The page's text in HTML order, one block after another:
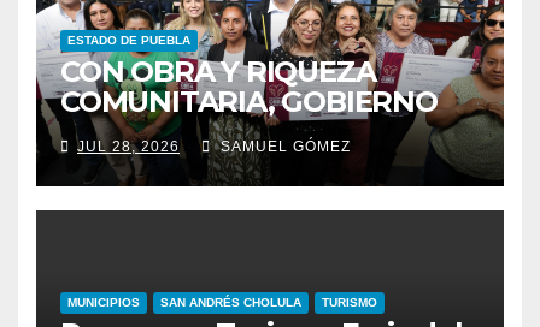
ESTADO DE PUEBLA
CON OBRA Y RIQUEZA
COMUNITARIA, GOBIERNO
ESTATAL INCENTIVA AL
TALENTO ARTESANAL
JUL 28, 2026 SAMUEL GÓMEZ
MUNICIPIOS SAN ANDRÉS CHOLULA TURISMO